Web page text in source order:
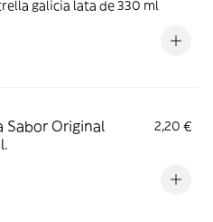
galicia lata de 330 ml
Sabor Original
2,20 €